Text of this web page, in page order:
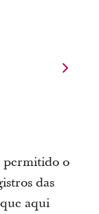
permitido o
das
aqui